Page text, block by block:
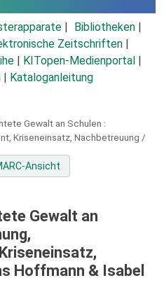
Bibliotheken
Zeitschriften
KITopen-Medienportal
Kataloganleitung
Gewalt an Schulen :
Kriseneinsatz, Nachbetreuung /
Ansicht
Gewalt an
Hoffmann & Isabel